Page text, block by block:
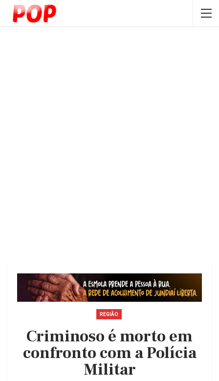
REGIÃO
Criminoso é morto em
confronto com a Polícia
Militar